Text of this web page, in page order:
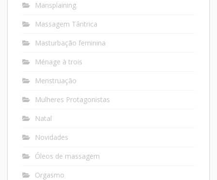
Mansplaining
Massagem Tântrica
Masturbação feminina
Ménage à trois
Menstruação
Mulheres Protagonistas
Natal
Novidades
Óleos de massagem
Orgasmo